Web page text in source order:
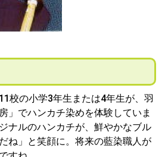
校の小学3年生または4年生が、羽
」でハンカチ染めを体験していま
ナルのハンカチが、鮮やかなブル
ね」と笑顔に。将来の藍染職人が